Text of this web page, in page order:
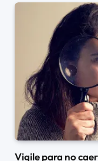
Vigile para no